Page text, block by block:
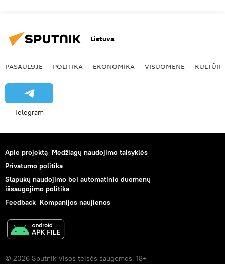
Lietuva
PASAULYJE POLITIKA EKONOMIKA VISUOMENĖ KULTŪRA
Telegram
Apie projektą Medžiagų naudojimo taisyklės
Privatumo politika
Slapukų naudojimo bei automatinio duomenų
išsaugojimo politika
Feedback Kompanijos naujienos
© 2026 Sputnik Visos teisės saugomos. 18+